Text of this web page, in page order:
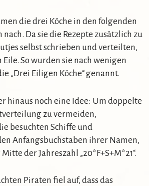
die drei Köche in den folgenden
Da sie die Rezepte zusätzlich zu
selbst schrieben und verteilten,
So wurden sie nach wenigen
„Drei Eiligen Köche“ genannt.
hinaus noch eine Idee: Um doppelte
zu vermeiden,
besuchten Schiffe und
Anfangsbuchstaben ihrer Namen,
der Jahreszahl „20*F+S+M*21“.
Piraten fiel auf, dass das